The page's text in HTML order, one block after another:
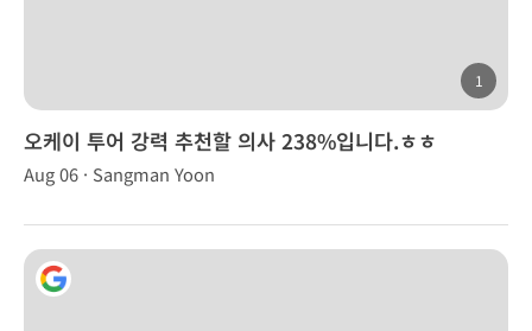
1
오케이 투어 강력 추천할 의사 238%입니다.ㅎㅎ
Aug 06 · Sangman Yoon